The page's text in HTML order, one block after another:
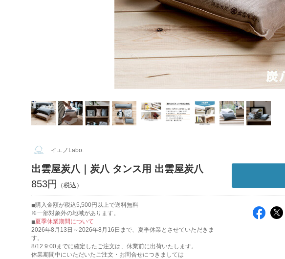
イエノLabo.
出雲屋炭八｜炭八 タンス用 出雲屋炭八
853円
購入金額が税込5,500円以上で送料無料
※一部対象外の地域があります。
夏季休業期間について
2026年8月13日～2026年8月16日まで、夏季休業とさせていただきま
す。
8/12 9:00までに確定したご注文は、休業前に出荷いたします。
休業期間中にいただいたご注文・お問合せにつきましては